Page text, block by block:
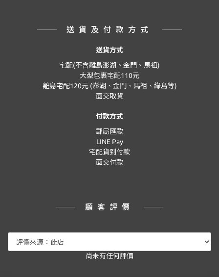
送貨及付款方式
送貨方式
宅配(不含離島澎湖、金門、馬祖)
大型包裹宅配110元
離島宅配120元 (澎湖、金門、馬祖、綠島等)
面交取貨
付款方式
郵局匯款
LINE Pay
宅配貨到付款
面交付款
顧客評價
尚未有任何評價